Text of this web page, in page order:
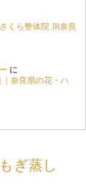
くら整体院 JR奈良
に
奈良県の花・ハ
ぎ蒸し